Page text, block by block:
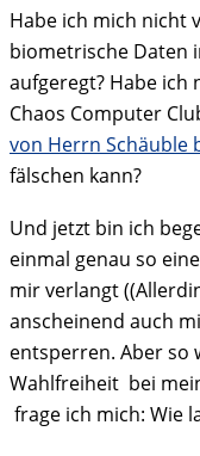
Habe ich mich nicht
biometrische Daten
aufgeregt? Habe ich
Chaos Computer
von Herrn Schäuble
fälschen kann?
Und jetzt bin ich
einmal genau so
mir verlangt
anscheinend auch
entsperren. Aber so
Wahlfreiheit bei
frage ich mich: Wie